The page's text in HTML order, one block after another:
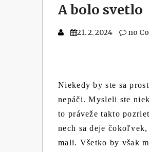
A bolo svetlo
21. 2. 2024 no
Niekedy by ste sa
nepáči. Mysleli ste
to práveže takto
nech sa deje
mali. Všetko by však